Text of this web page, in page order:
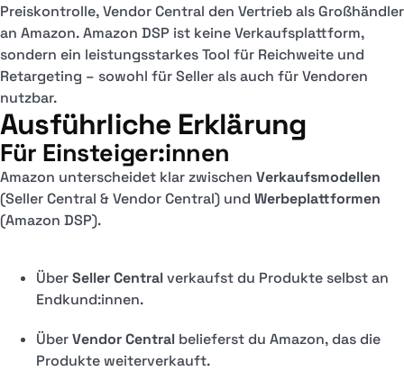
Preiskontrolle, Vendor Central den Vertrieb als Großhändler
an Amazon. Amazon DSP ist keine Verkaufsplattform,
sondern ein leistungsstarkes Tool für Reichweite und
Retargeting – sowohl für Seller als auch für Vendoren
nutzbar.
Ausführliche Erklärung
Für Einsteiger:innen
Amazon unterscheidet klar zwischen Verkaufsmodellen
(Seller Central & Vendor Central) und Werbeplattformen
(Amazon DSP).
ÜberSeller Centralverkaufst du Produkte selbst an
Endkund:innen.
ÜberVendor Central belieferst du Amazon, das die
Produkte weiterverkauft.